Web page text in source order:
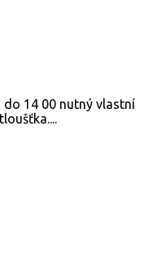
14 00 nutný vlastní